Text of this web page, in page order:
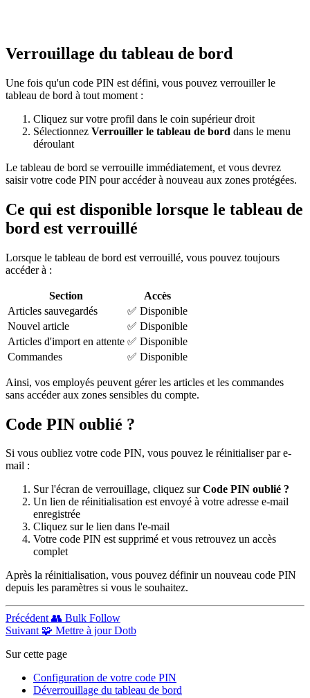
Verrouillage du tableau de bord
Une fois qu'un code PIN est défini, vous pouvez verrouiller le
tableau de bord à tout moment :
Cliquez sur votre profil dans le coin supérieur droit
Sélectionnez Verrouiller le tableau de bord dans le menu
déroulant
Le tableau de bord se verrouille immédiatement, et vous devrez
saisir votre code PIN pour accéder à nouveau aux zones protégées.
Ce qui est disponible lorsque le tableau de
bord est verrouillé
Lorsque le tableau de bord est verrouillé, vous pouvez toujours
accéder à :
Section
Accès
Articles sauvegardés
✅ Disponible
Nouvel article
✅ Disponible
Articles d'import en attente ✅ Disponible
Commandes
✅ Disponible
Ainsi, vos employés peuvent gérer les articles et les commandes
sans accéder aux zones sensibles du compte.
Code PIN oublié ?
Si vous oubliez votre code PIN, vous pouvez le réinitialiser par e-
mail :
Sur l'écran de verrouillage, cliquez surCode PIN oublié ?
Un lien de réinitialisation est envoyé à votre adresse e-mail
enregistrée
Cliquez sur le lien dans l'e-mail
Votre code PIN est supprimé et vous retrouvez un accès
complet
Après la réinitialisation, vous pouvez définir un nouveau code PIN
depuis les paramètres si vous le souhaitez.
Précédent 👥 Bulk Follow
Suivant 🧩 Mettre à jour Dotb
Sur cette page
Configuration de votre code PIN
Déverrouillage du tableau de bord